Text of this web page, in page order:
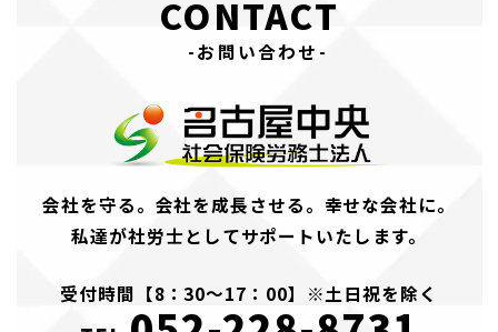
CONTACT
-お問い合わせ-
会社を守る。会社を成長させる。幸せな会社に。
私達が社労士としてサポートいたします。
受付時間【8：30～17：00】※土日祝を除く